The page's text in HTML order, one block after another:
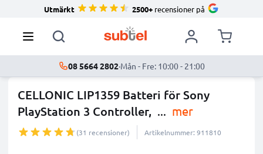
Utmärkt 2500+ recensioner på
08 5664 2802·Mån - Fre: 10:00 - 21:00
CELLONIC LIP1359 Batteri för Sony
PlayStation 3 Controller, ... mer
(31 recensioner) Artikelnummer: 911810